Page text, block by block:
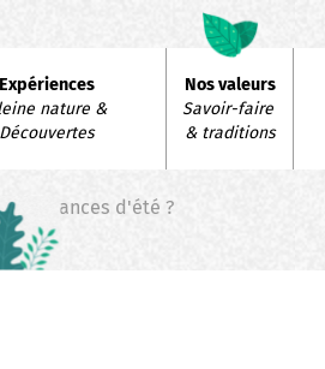
Expériences
nature &
Découvertes
Nos valeurs
Savoir-faire
& traditions
vacances d'été ?